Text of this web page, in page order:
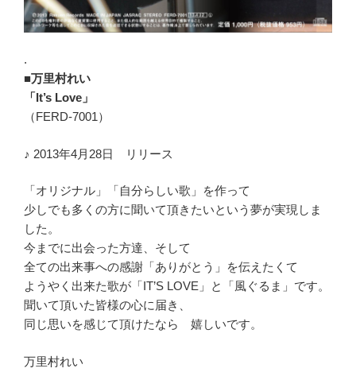
.
■万里村れい
「It’s Love」
（FERD-7001）
♪ 2013年4月28日 リリース
「オリジナル」「自分らしい歌」を作って
少しでも多くの方に聞いて頂きたいという夢が実現しま
した。
今までに出会った方達、そして
全ての出来事への感謝「ありがとう」を伝えたくて
ようやく出来た歌が「IT’S LOVE」と「風ぐるま」です。
聞いて頂いた皆様の心に届き、
同じ思いを感じて頂けたなら 嬉しいです。
万里村れい